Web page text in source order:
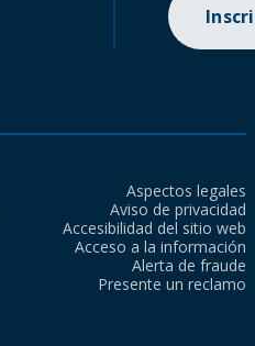
Aspectos legales
Aviso de privacidad
Accesibilidad del sitio web
Acceso a la información
Alerta de fraude
Presente un reclamo